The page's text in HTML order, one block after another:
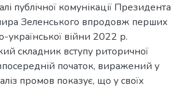
публічної комунікації Президента
Зеленського впродовж перших
української війни 2022 р.
складник вступу риторичної
початок, виражений у
промов показує, що у своїх